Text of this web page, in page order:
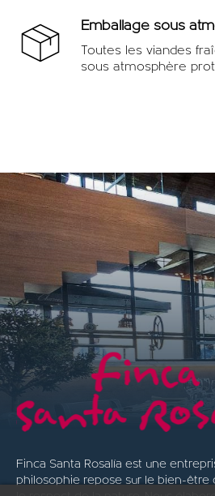
Emballage sous
Toutes les viandes
sous atmosphère
Finca Santa Rosalía est une
philosophie repose sur le bien-être